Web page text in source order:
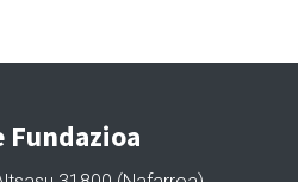
Fundazioa